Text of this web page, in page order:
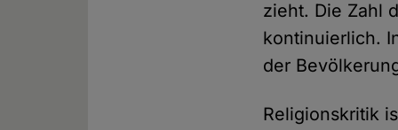
zieht. Die Zahl
kontinuierlich.
der
Religionskritik